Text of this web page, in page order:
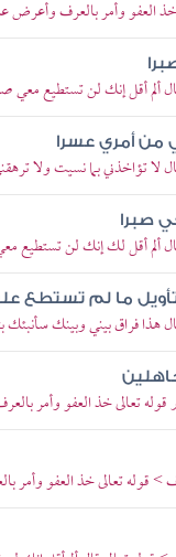
العفو وأمر بالعرف وأعرض
ألم أقل إنك لن تستطيع معي
من أمري عسرا
لا تؤاخذني بما نسيت ولا
صبرا
ألم أقل لك إنك لن تستطيع
ما لم تستطع
هذا فراق بيني وبينك سأنبئك
قوله تعالى خذ العفو وأمر
قوله تعالى خذ العفو وأمر